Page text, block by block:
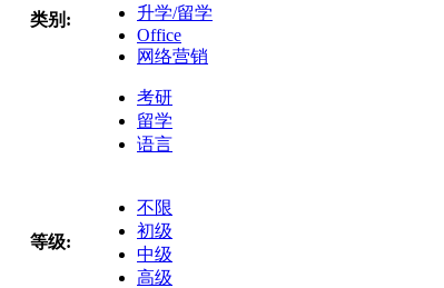
类别:
升学/留学
Office
网络营销
考研
留学
语言
等级:
不限
初级
中级
高级